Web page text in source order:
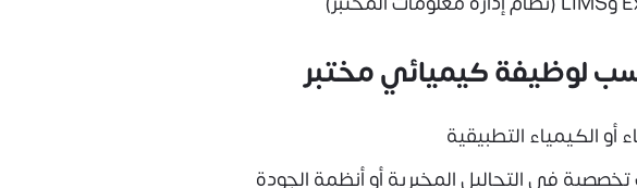
لوظيفة كيميائي مختبر
الكيمياء التطبيقية
في التحاليل المخبرية أو أنظمة الجودة